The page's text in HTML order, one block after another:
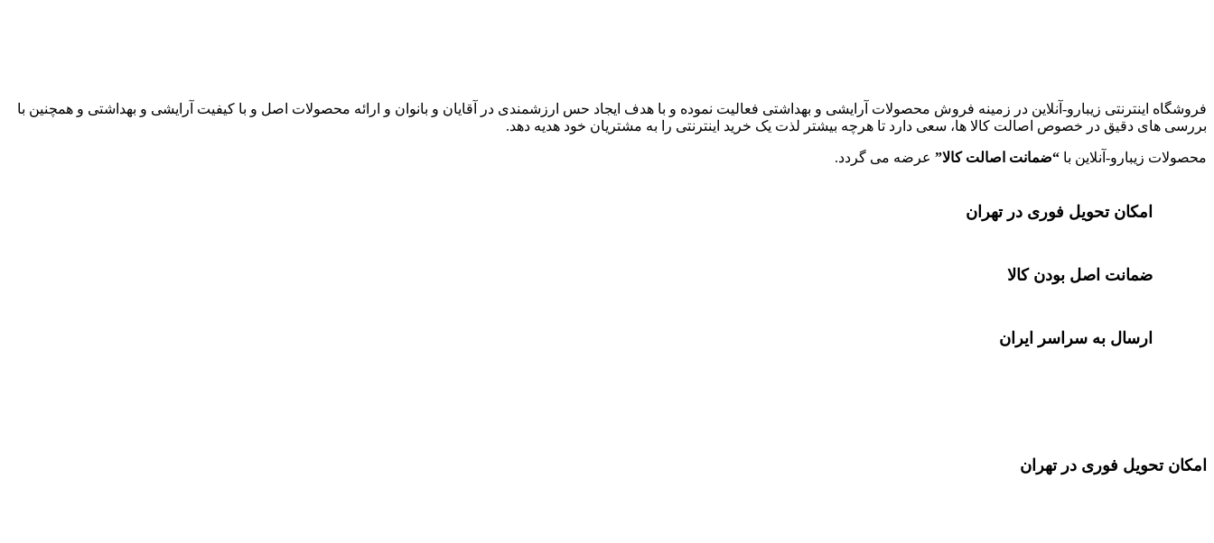
فروشگاه اینترنتی زیبارو-آنلاین در زمینه فروش محصولات آرایشی و بهداشتی فعالیت نموده و با هدف ایجاد حس ارزشمندی در آقایان و بانوان و ارائه محصولات اصل و با کیفیت آرایشی و بهداشتی و همچنین با
بررسی های دقیق در خصوص اصالت کالا ها، سعی دارد تا هرچه بیشتر لذت یک خرید اینترنتی را به مشتریان خود هدیه دهد.
محصولات زیبارو-آنلاین با “ضمانت اصالت کالا” عرضه می گردد.
امکان تحویل فوری در تهران
ضمانت اصل بودن کالا
ارسال به سراسر ایران
امکان تحویل فوری در تهران